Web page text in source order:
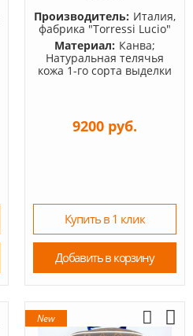
Производитель: Италия,
фабрика "Torressi Lucio"
Материал: Канва;
Натуральная телячья
кожа 1-го сорта выделки
9200 руб.
Купить в 1 клик
Добавить в корзину
New